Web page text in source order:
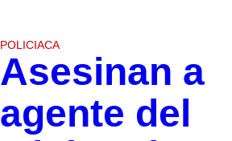
POLICIACA
Asesinan a
agente del